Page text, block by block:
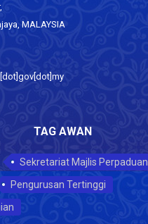
MALAYSIA
TAG AWAN
Sekretariat Majlis Perpaduan
Pengurusan Tertinggi